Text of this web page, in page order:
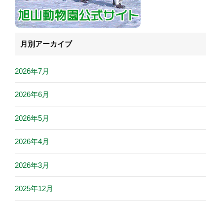
月別アーカイブ
2026年7月
2026年6月
2026年5月
2026年4月
2026年3月
2025年12月